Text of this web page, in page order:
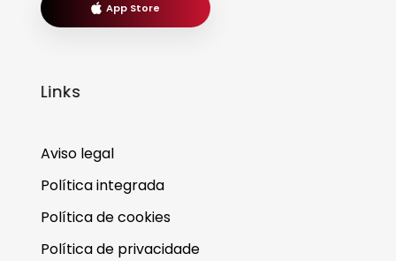
App Store
Links
Aviso legal
Política integrada
Política de cookies
Política de privacidade